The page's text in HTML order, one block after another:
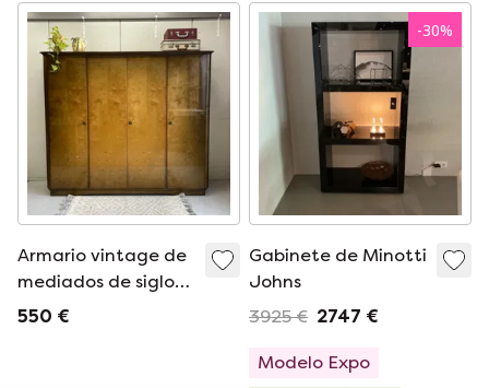
Armario vintage de
mediados de siglo
brillante con 4
550 €
-30%
Gabinete de Minotti
Johns
3925 € 2747 €
Modelo Expo